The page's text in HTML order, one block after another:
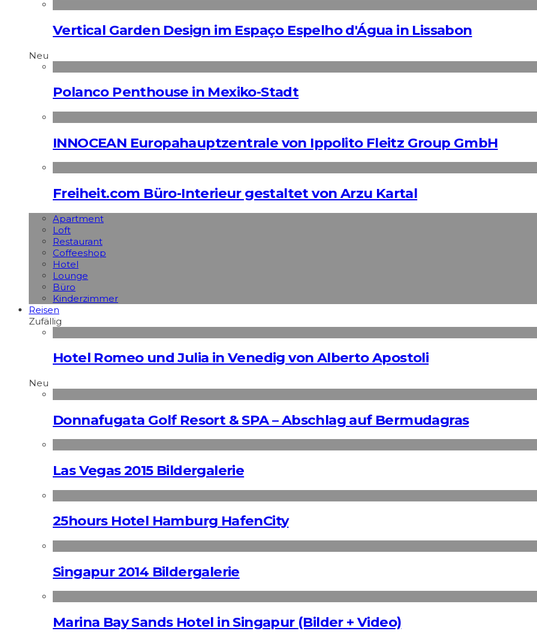
Vertical Garden Design im Espaço Espelho d'Água in Lissabon
Neu
Polanco Penthouse in Mexiko-Stadt
INNOCEAN Europahauptzentrale von Ippolito Fleitz Group GmbH
Freiheit.com Büro-Interieur gestaltet von Arzu Kartal
Apart­ment
Loft
Restaurant
Coffeeshop
Hotel
Lounge
Büro
Kinderzimmer
Reisen
Zufällig
Hotel Romeo und Julia in Venedig von Alberto Apostoli
Neu
Donnafugata Golf Resort & SPA – Abschlag auf Bermudagras
Las Vegas 2015 Bildergalerie
25hours Hotel Hamburg HafenCity
Singapur 2014 Bildergalerie
Marina Bay Sands Hotel in Singapur (Bilder + Video)